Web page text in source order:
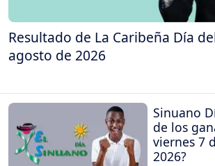
Resultado de La Caribeña Día
agosto de 2026
Sinuano
de los
viernes 7
2026?